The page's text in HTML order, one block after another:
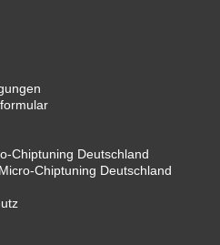
Chiptuning Deutschland
Chiptuning Deutschland